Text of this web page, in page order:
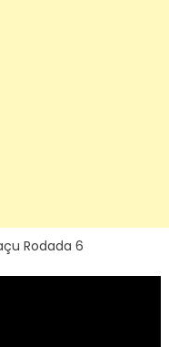
Rodada 6